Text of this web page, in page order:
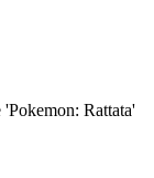
Rattata'